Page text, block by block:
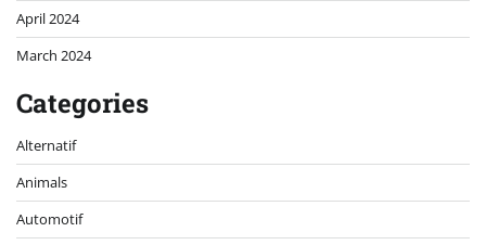
April 2024
March 2024
Categories
Alternatif
Animals
Automotif